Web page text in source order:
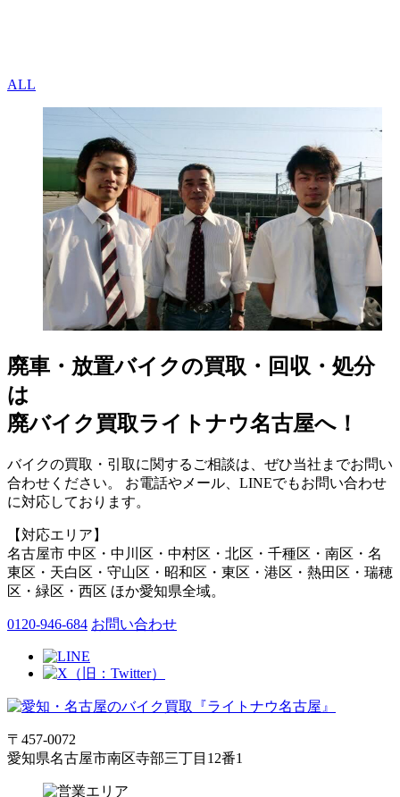
ALL
廃車・放置バイクの買取・回収・処分
は
廃バイク買取ライトナウ名古屋へ！
バイクの買取・引取に関するご相談は、ぜひ当社までお問い
合わせください。 お電話やメール、LINEでもお問い合わせ
に対応しております。
【対応エリア】
名古屋市 中区・中川区・中村区・北区・千種区・南区・名
東区・天白区・守山区・昭和区・東区・港区・熱田区・瑞穂
区・緑区・西区 ほか愛知県全域。
0120-946-684 お問い合わせ
〒457-0072
愛知県名古屋市南区寺部三丁目12番1